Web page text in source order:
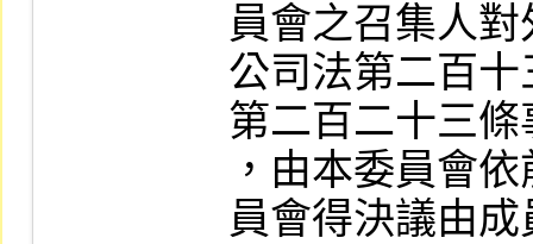
員會之召集人
公司法第二百
第二百二十三
，由本委員會
員會得決議由